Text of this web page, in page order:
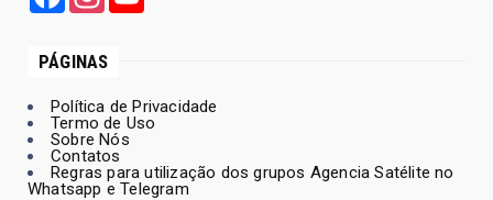
PÁGINAS
Política de Privacidade
Termo de Uso
Sobre Nós
Contatos
Regras para utilização dos grupos Agencia Satélite no
Whatsapp e Telegram